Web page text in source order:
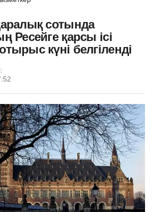
сотында
Ресейге қарсы ісі
күні белгіленді